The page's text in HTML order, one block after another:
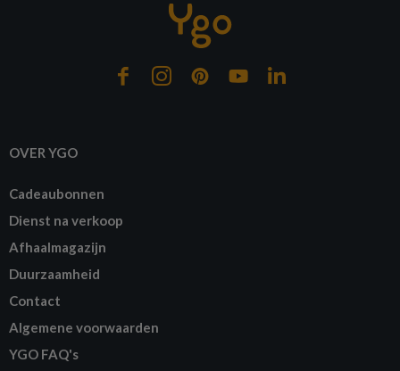
OVER YGO
Cadeaubonnen
Dienst na verkoop
Afhaalmagazijn
Duurzaamheid
Contact
Algemene voorwaarden
YGO FAQ's